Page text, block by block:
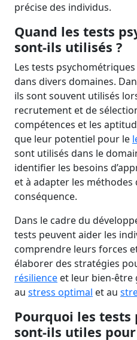
précise des individus.
Quand les tests
sont-ils utilisés ?
Les tests
dans divers domaines.
ils sont souvent utilisés
recrutement et de
compétences et les
que leur potentiel pour le
sont utilisés dans le
identifier les besoins
et à adapter les méthodes
conséquence.
Dans le cadre du
tests peuvent aider les
comprendre leurs forces
élaborer des stratégies
résilience et leur bien-être
au stress optimal et au
Pourquoi les
sont-ils utiles